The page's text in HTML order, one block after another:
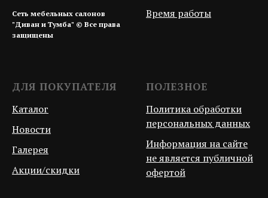
Сеть мебельных салонов
"Диван и Тумба" © Все права
защищены
Время работы
ДЛЯ ПОКУПАТЕЛЯ
Каталог
Новости
Галерея
Акции/скидки
ПОЛЕЗНОЕ
Политика обработки
персональных данных
Информация на сайте
не является публичной
офертой